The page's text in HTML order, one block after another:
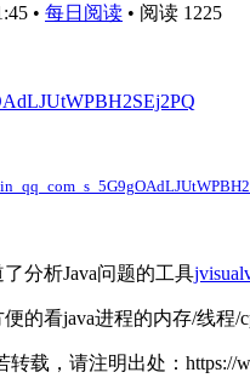
• 每日阅读 • 阅读 1225
分析Java问题的工具
的看java进程的内存/线程/
载，请注明出处：https://